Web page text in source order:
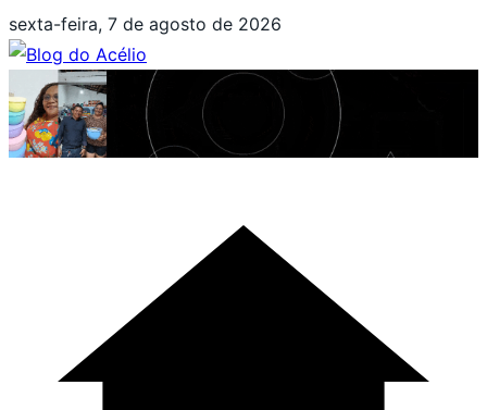
Pular
para
conteúdo
sexta-feira, 7 de agosto de 2026